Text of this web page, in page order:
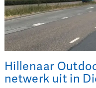
Hillenaar
netwerk uit in